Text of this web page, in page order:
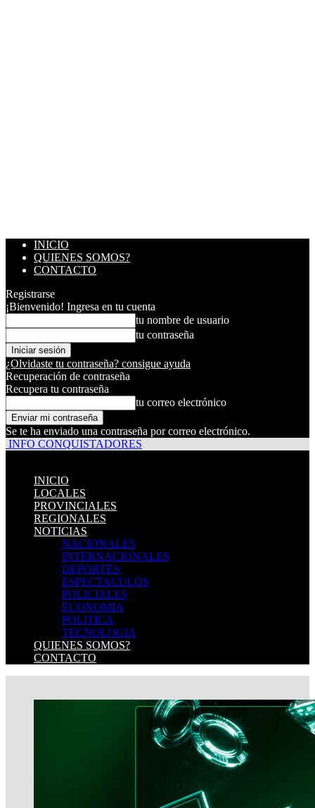
INICIO
QUIENES SOMOS?
CONTACTO
Registrarse
¡Bienvenido! Ingresa en tu cuenta
tu nombre de usuario
tu contraseña
¿Olvidaste tu contraseña? consigue ayuda
Recuperación de contraseña
Recupera tu contraseña
tu correo electrónico
Se te ha enviado una contraseña por correo electrónico.
INFO CONQUISTADORES
INICIO
LOCALES
PROVINCIALES
REGIONALES
NOTICIAS
NACIONALES
INTERNACIONALES
DEPORTES
ESPECTACULOS
POLICIALES
ECONOMIA
POLITICA
TECNOLOGIA
QUIENES SOMOS?
CONTACTO